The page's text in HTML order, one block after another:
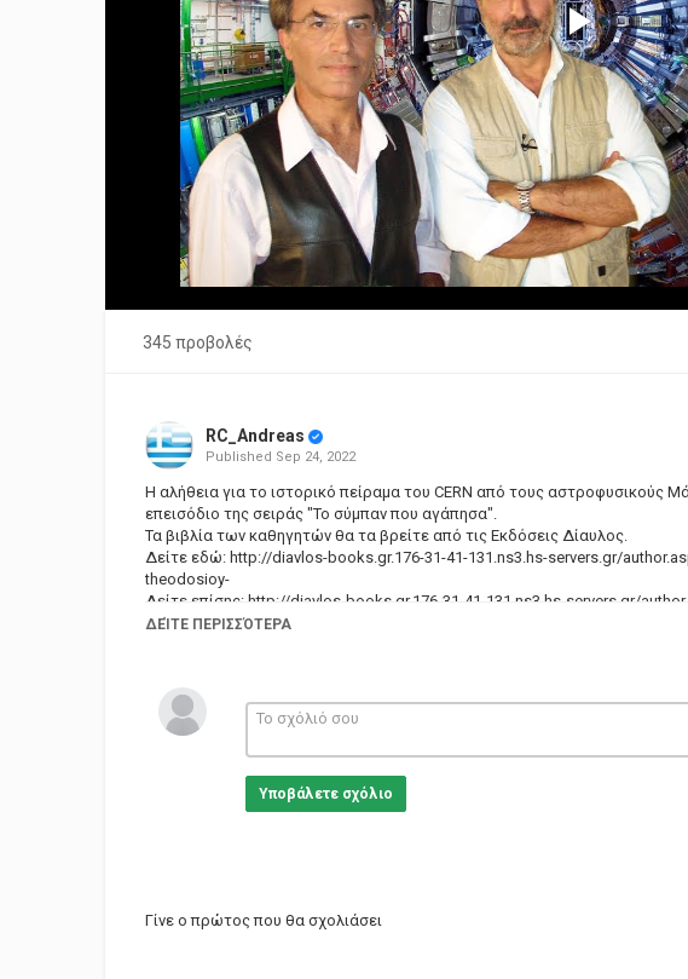
Play
345 προβολές
RC_Andreas
Published Sep 24, 2022
Η αλήθεια για το ιστορικό πείραμα του CERN από τους αστροφυσικούς
επεισόδιο της σειράς "Το σύμπαν που αγάπησα".
Τα βιβλία των καθηγητών θα τα βρείτε από τις Εκδόσεις Δίαυλος.
Δείτε εδώ: http://diavlos-books.gr.176-31-41-131.ns3.hs-servers.gr/
theodosioy-
Δείτε επίσης: http://diavlos-books.gr.176-31-41-131.ns3.hs-servers.gr/
manos-danezis-
ΔΕΊΤΕ ΠΕΡΙΣΣΌΤΕΡΑ
Υποβάλετε σχόλιο
Γίνε ο πρώτος που θα σχολιάσει